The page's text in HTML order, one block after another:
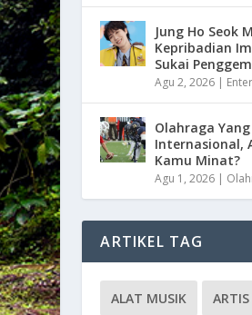
Jung Ho Seok
Kepribadian
Sukai
Agu 2, 2026 |
Olahraga
Internasional,
Kamu Minat?
Agu 1, 2026 |
ARTIKEL TAG
ALAT MUSIK ARTIS